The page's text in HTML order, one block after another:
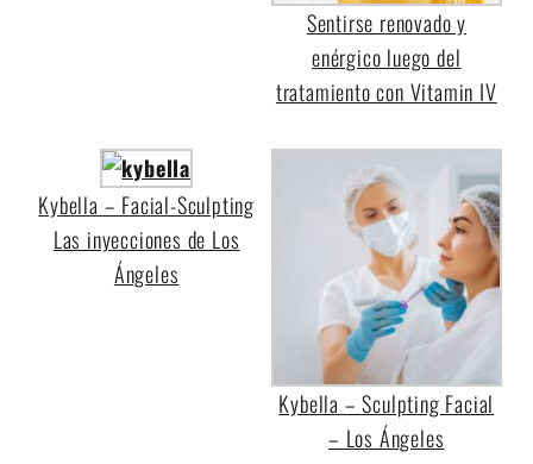
Sentirse renovado y
enérgico luego del
tratamiento con Vitamin IV
Kybella – Facial-Sculpting
Las inyecciones de Los
Ángeles
Kybella – Sculpting Facial
– Los Ángeles